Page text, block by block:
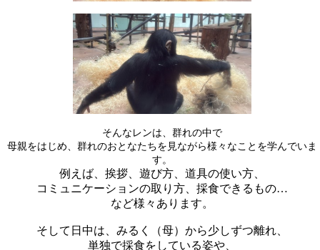
そんなレンは、群れの中で
母親をはじめ、群れのおとなたちを見ながら様々なことを学んでいま
す。
例えば、挨拶、遊び方、道具の使い方、
コミュニケーションの取り方、採食できるもの…
など様々あります。
そして日中は、みるく（母）から少しずつ離れ、
単独で採食をしている姿や、